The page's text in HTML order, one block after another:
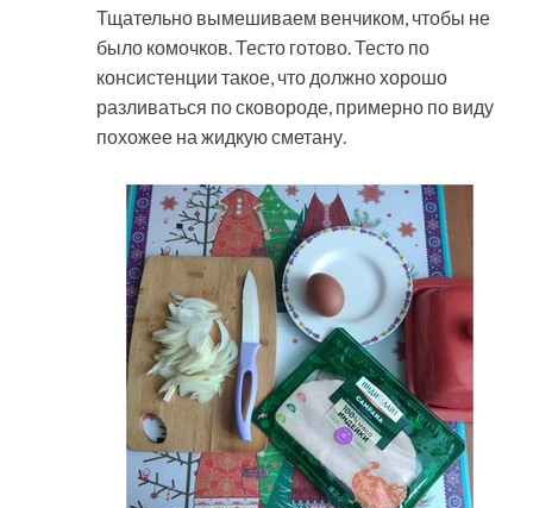
Тщательно вымешиваем венчиком, чтобы не
было комочков. Тесто готово. Тесто по
консистенции такое, что должно хорошо
разливаться по сковороде, примерно по виду
похожее на жидкую сметану.